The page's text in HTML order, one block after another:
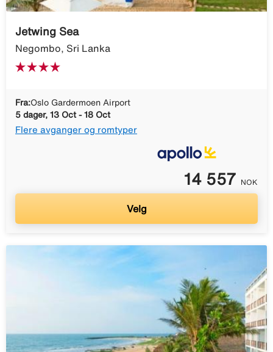
Jetwing Sea
Negombo, Sri Lanka
Fra:Oslo Gardermoen Airport
5 dager, 13 Oct - 18 Oct
Flere avganger og romtyper
14 557 NOK
Velg